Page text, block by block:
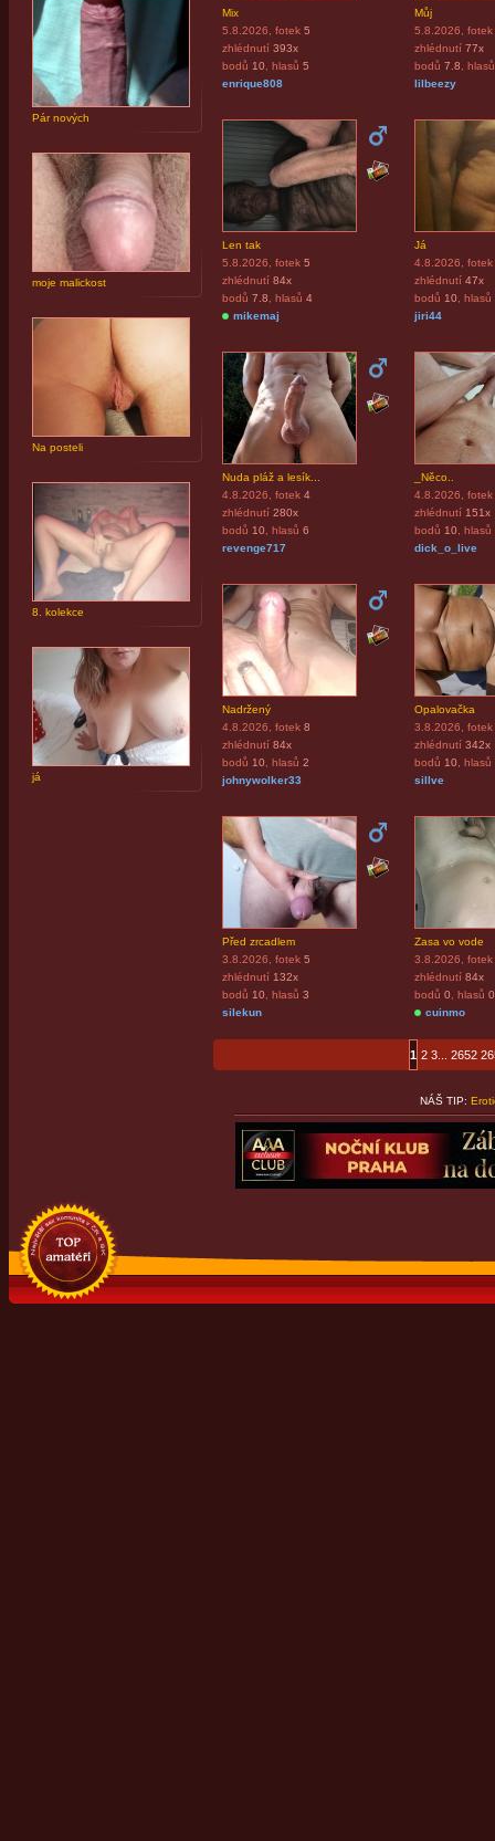
Pár nových
moje malickost
Na posteli
8. kolekce
já
Mix
5.8.2026 , fotek 5
zhlédnutí 393x
bodů 10, hlasů 5
enrique808
Můj
5.8.2026 , fotek
zhlédnutí 77x
bodů 7.8 , hlasů
lilbeezy
Len tak
5.8.2026 , fotek 5
zhlédnutí 84x
bodů 7.8 , hlasů 4
mikemaj
Já
4.8.2026 , fotek
zhlédnutí 47x
bodů 10, hlasů
jiri44
Nuda pláž a lesík...
4.8.2026 , fotek 4
zhlédnutí 280x
bodů 10, hlasů 6
revenge717
_Něco..
4.8.2026 , fotek
zhlédnutí 151x
bodů 10, hlasů
dick_o_live
Nadržený
4.8.2026 , fotek 8
zhlédnutí 84x
bodů 10, hlasů 2
johnywolker33
Opalovačka
3.8.2026 , fotek
zhlédnutí 342x
bodů 10, hlasů
sillve
Před zrcadlem
3.8.2026 , fotek 5
zhlédnutí 132x
bodů 10, hlasů 3
silekun
Zasa vo vode
3.8.2026 , fotek
zhlédnutí 84x
bodů 0, hlasů 0
cuinmo
1 2 3 2652
NÁŠ TIP: